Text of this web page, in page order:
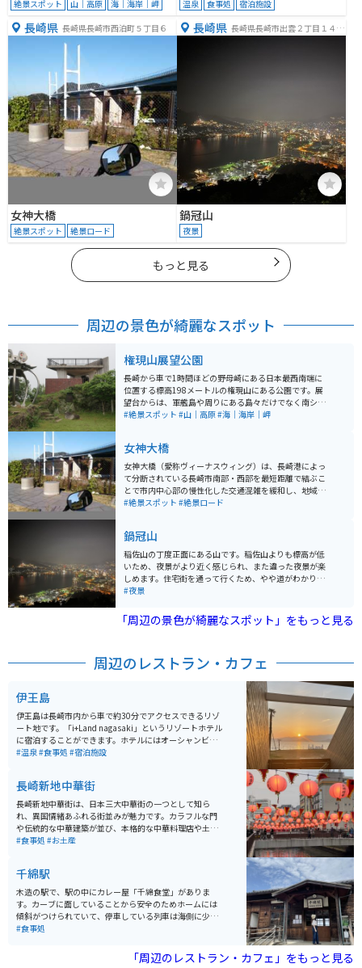
絶景スポット 山｜高原 海｜海岸｜岬 温泉 食事処 宿泊施設
長崎県 長崎県長崎市西泊町５丁目６
女神大橋
絶景スポット 絶景ロード
長崎県 長崎県長崎市出雲２丁目１４４
鍋冠山
夜景
もっと見る
周辺の景色が綺麗なスポット
権現山展望公園
長崎から車で1時間ほどの野母崎にある日本最西南端に
位置する標高198メートルの権現山にある公園です。展
望台からは、軍艦島や周りにある島々だけでなく南シナ
海がきれいに見えます。世界の平和を願うために建てら
#絶景スポット #山｜高原#海｜海岸｜岬
女神大橋
女神大橋（愛称ヴィーナスウィング）は、長崎港によっ
て分断されている長崎市南部・西部を最短距離で結ぶこ
とで市内中心部の慢性化した交通混雑を緩和し、地域全
体の産業・経済・文化の活性化を図る事を目的に建設さ
橋としては、国内で６番目の長さを誇り世界最大級の客
船クイーン・メリー2などもこの下を通過出来ます。ま
た、夜間にはライトアップされ、観光都市長崎の新しい
シンボルとなっております。 女神大橋は駐停車禁止の
為、橋の上から眺めをゆっくり楽しみたいのなら、なが
止め、遊歩道を散策するのがオススメです。駐停車スペ
ースは少ないですが、トイレもあるので、休憩にもオス
#絶景スポット #絶景ロード
鍋冠山
稲佐山の丁度正面にある山です。稲佐山よりも標高が低
いため、夜景がより近く感じられ、また違った夜景が楽
しめます。住宅街を通って行くため、やや道がわかりづ
らいかもしれません。展望台と自販機しかなく、食事処
#夜景
「周辺の景色が綺麗なスポット」をもっと見る
周辺のレストラン・カフェ
伊王島
伊王島は長崎市内から車で約30分でアクセスできるリゾ
ート地です。「i+Land nagasaki」というリゾートホテル
に宿泊することができます。ホテルにはオーシャンビュ
ーのバルコニーやファミリールーム、プレイキッズラン
しめます。 伊王島は魚介類に恵まれた場所で「いを」ま
たは「海神」の名前が由来とされています。かつては炭
鉱業で栄えていましたが、現在はリゾート地となってい
ます。
#温泉#食事処 #宿泊施設
長崎新地中華街
長崎新地中華街は、日本三大中華街の一つとして知ら
れ、異国情緒あふれる街並みが魅力です。カラフルな門
や伝統的な中華建築が並び、本格的な中華料理店や土産
物店が軒を連ねています。特に角煮まんじゅうや長崎ち
利用するか、早めの時間帯に訪れて駐車スペースを確保
すると安心です。歴史ある港町の風情も堪能でき、散策
にぴったりのスポットです。ぜひ長崎観光の拠点に訪れ
てみてください。
#食事処 #お土産
千綿駅
木造の駅で、駅の中にカレー屋「千綿食堂」がありま
す。カーブに面していることから安全のためホームには
傾斜がつけられていて、停車している列車は海側に少し
傾いた状態になるとういうユニークな駅で、日本でもこ
#食事処
「周辺のレストラン・カフェ」をもっと見る